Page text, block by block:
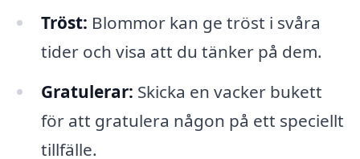
Tröst: Blommor kan ge tröst i svåra
tider och visa att du tänker på dem.
Gratulerar: Skicka en vacker bukett
för att gratulera någon på ett speciellt
tillfälle.